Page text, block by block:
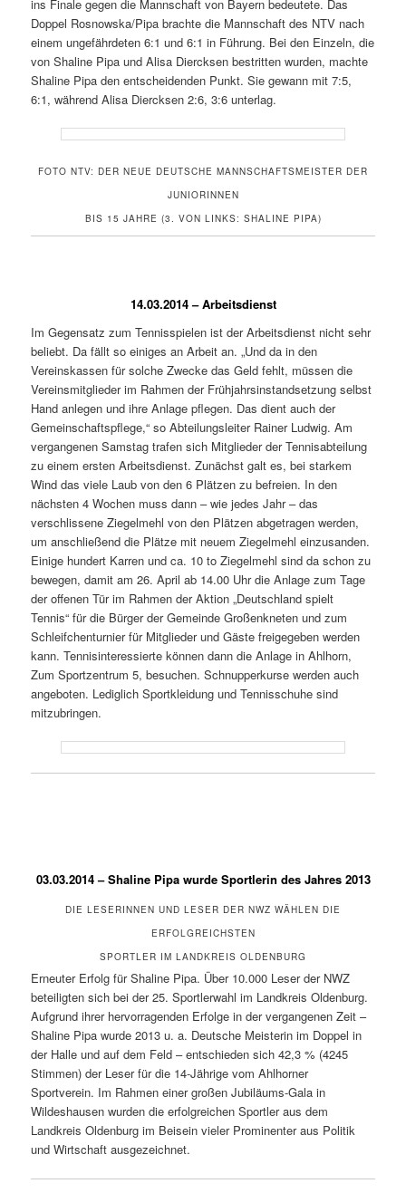
ins Finale gegen die Mannschaft von Bayern bedeutete. Das
Doppel Rosnowska/Pipa brachte die Mannschaft des NTV nach
einem ungefährdeten 6:1 und 6:1 in Führung. Bei den Einzeln, die
von Shaline Pipa und Alisa Diercksen bestritten wurden, machte
Shaline Pipa den entscheidenden Punkt. Sie gewann mit 7:5,
6:1, während Alisa Diercksen 2:6, 3:6 unterlag.
FOTO NTV: DER NEUE DEUTSCHE MANNSCHAFTSMEISTER DER
JUNIORINNEN
BIS 15 JAHRE (3. VON LINKS: SHALINE PIPA)
14.03.2014 – Arbeitsdienst
Im Gegensatz zum Tennisspielen ist der Arbeitsdienst nicht sehr
beliebt. Da fällt so einiges an Arbeit an. „Und da in den
Vereinskassen für solche Zwecke das Geld fehlt, müssen die
Vereinsmitglieder im Rahmen der Frühjahrsinstandsetzung selbst
Hand anlegen und ihre Anlage pflegen. Das dient auch der
Gemeinschaftspflege,“ so Abteilungsleiter Rainer Ludwig. Am
vergangenen Samstag trafen sich Mitglieder der Tennisabteilung
zu einem ersten Arbeitsdienst. Zunächst galt es, bei starkem
Wind das viele Laub von den 6 Plätzen zu befreien. In den
nächsten 4 Wochen muss dann – wie jedes Jahr – das
verschlissene Ziegelmehl von den Plätzen abgetragen werden,
um anschließend die Plätze mit neuem Ziegelmehl einzusanden.
Einige hundert Karren und ca. 10 to Ziegelmehl sind da schon zu
bewegen, damit am 26. April ab 14.00 Uhr die Anlage zum Tage
der offenen Tür im Rahmen der Aktion „Deutschland spielt
Tennis“ für die Bürger der Gemeinde Großenkneten und zum
Schleifchenturnier für Mitglieder und Gäste freigegeben werden
kann. Tennisinteressierte können dann die Anlage in Ahlhorn,
Zum Sportzentrum 5, besuchen. Schnupperkurse werden auch
angeboten. Lediglich Sportkleidung und Tennisschuhe sind
mitzubringen.
03.03.2014 – Shaline Pipa wurde Sportlerin des Jahres 2013
DIE LESERINNEN UND LESER DER NWZ WÄHLEN DIE
ERFOLGREICHSTEN
SPORTLER IM LANDKREIS OLDENBURG
Erneuter Erfolg für Shaline Pipa. Über 10.000 Leser der NWZ
beteiligten sich bei der 25. Sportlerwahl im Landkreis Oldenburg.
Aufgrund ihrer hervorragenden Erfolge in der vergangenen Zeit –
Shaline Pipa wurde 2013 u. a. Deutsche Meisterin im Doppel in
der Halle und auf dem Feld – entschieden sich 42,3 % (4245
Stimmen) der Leser für die 14-Jährige vom Ahlhorner
Sportverein. Im Rahmen einer großen Jubiläums-Gala in
Wildeshausen wurden die erfolgreichen Sportler aus dem
Landkreis Oldenburg im Beisein vieler Prominenter aus Politik
und Wirtschaft ausgezeichnet.